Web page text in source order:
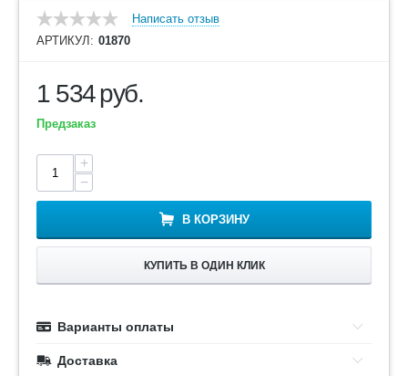
Написать отзыв
АРТИКУЛ: 01870
1 534руб.
Предзаказ
+
−
В КОРЗИНУ
КУПИТЬ В ОДИН КЛИК
Варианты оплаты
Доставка